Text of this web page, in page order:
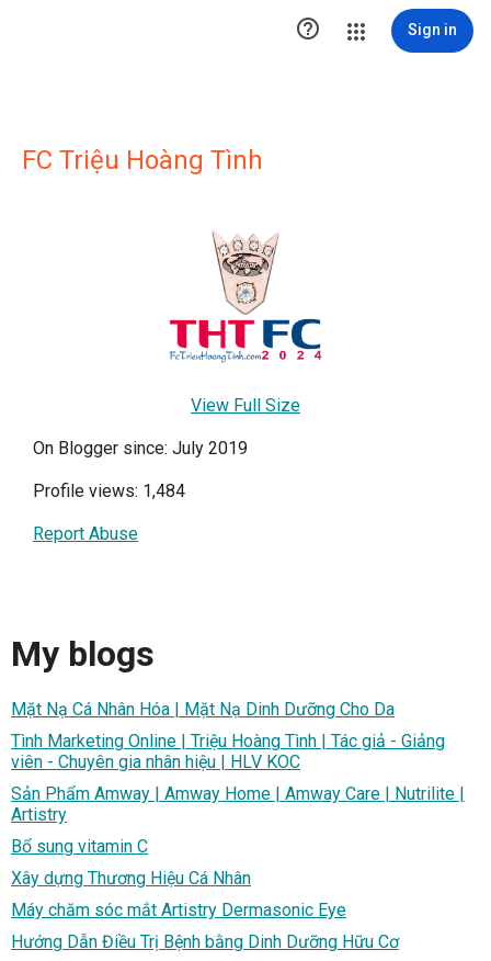
 Sign in
FC Triệu Hoàng Tình
View Full Size
On Blogger since: July 2019
Profile views: 1,484
Report Abuse
My blogs
Mặt Nạ Cá Nhân Hóa | Mặt Nạ Dinh Dưỡng Cho Da
Tình Marketing Online | Triệu Hoàng Tình | Tác giả - Giảng
viên - Chuyên gia nhân hiệu | HLV KOC
Sản Phẩm Amway | Amway Home | Amway Care | Nutrilite |
Artistry
Bổ sung vitamin C
Xây dựng Thương Hiệu Cá Nhân
Máy chăm sóc mắt Artistry Dermasonic Eye
Hướng Dẫn Điều Trị Bệnh bằng Dinh Dưỡng Hữu Cơ